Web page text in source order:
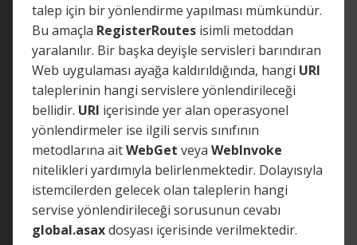
talep için bir yönlendirme yapılması mümkündür.
Bu amaçla RegisterRoutes isimli metoddan
yaralanılır. Bir başka deyişle servisleri barındıran
Web uygulaması ayağa kaldırıldığında, hangi URI
taleplerinin hangi servislere yönlendirileceği
bellidir. URI içerisinde yer alan operasyonel
yönlendirmeler ise ilgili servis sınıfının
metodlarına aitWebGet veya WebInvoke
nitelikleri yardımıyla belirlenmektedir. Dolayısıyla
istemcilerden gelecek olan taleplerin hangi
servise yönlendirileceği sorusunun cevabı
global.asaxdosyası içerisinde verilmektedir.